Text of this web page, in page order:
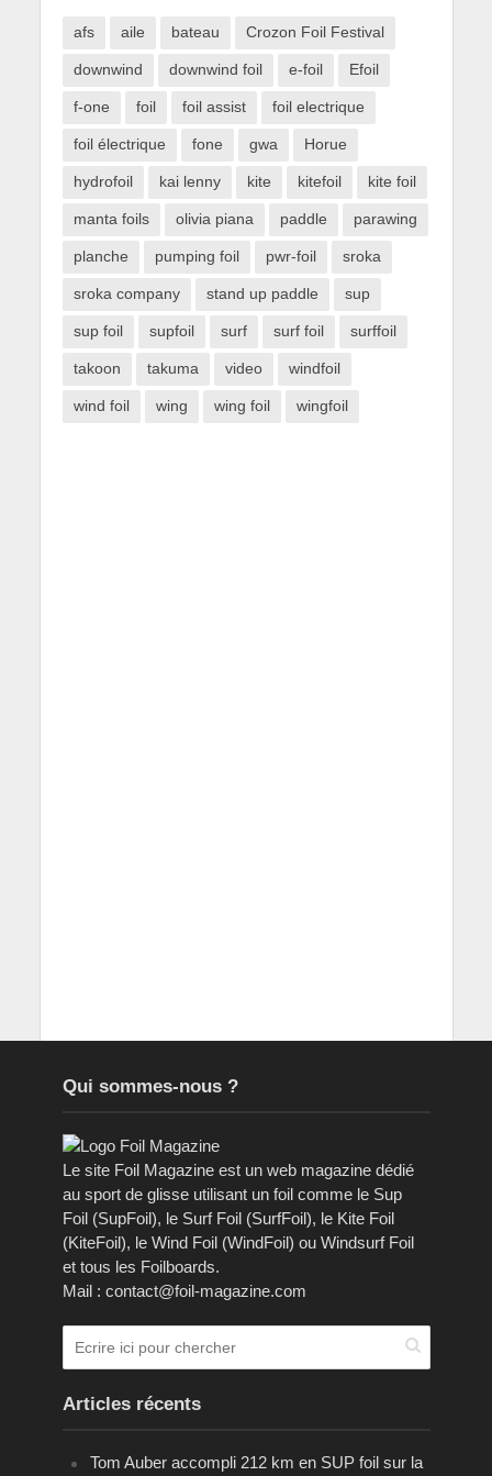
afs aile bateau Crozon Foil Festival
downwind downwind foil e-foil Efoil
f-one foil foil assist foil electrique
foil électrique fone gwa Horue
hydrofoil kai lenny kite kitefoil kite foil
manta foils olivia piana paddle parawing
planche pumping foil pwr-foil sroka
sroka company stand up paddle sup
sup foil supfoil surf surf foil surffoil
takoon takuma video windfoil
wind foil wing wing foil wingfoil
Qui sommes-nous ?
Le site Foil Magazine est un web magazine dédié
au sport de glisse utilisant un foil comme le Sup
Foil (SupFoil), le Surf Foil (SurfFoil), le Kite Foil
(KiteFoil), le Wind Foil (WindFoil) ou Windsurf Foil
et tous les Foilboards.
Mail : contact@foil-magazine.com
Articles récents
Tom Auber accompli 212 km en SUP foil sur la